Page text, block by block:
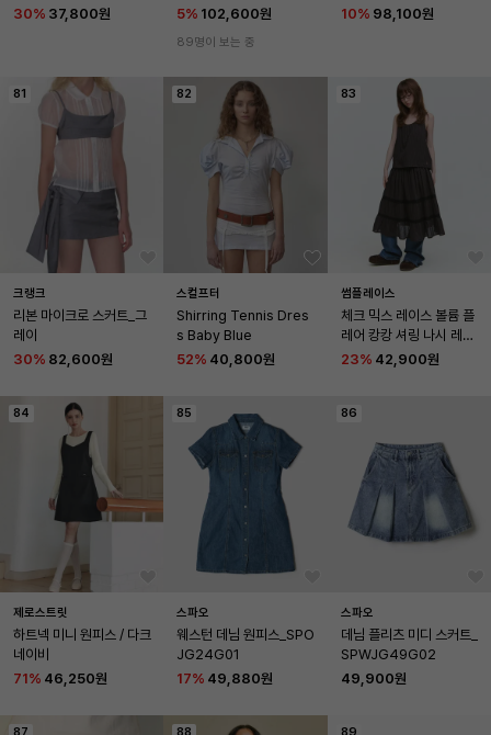
09
30% 37,800원
5% 102,600원
89명이 보는 중
10% 98,100원
81
크랭크
리본 마이크로 스커트_그
레이
30% 82,600원
82
스컬프터
Shirring Tennis Dres
s Baby Blue
52% 40,800원
83
썸플레이스
체크 믹스 레이스 볼륨 플
레어 캉캉 셔링 나시 레이
어드 롱 원피스 [브라운]
23% 42,900원
84
제로스트릿
하트넥 미니 원피스 / 다크
네이비
71% 46,250원
85
스파오
웨스턴 데님 원피스_SPO
JG24G01
17% 49,880원
86
스파오
데님 플리츠 미디 스커트_
SPWJG49G02
49,900원